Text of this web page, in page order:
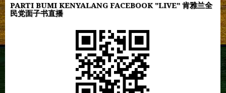
PARTI BUMI KENYALANG FACEBOOK "LIVE" 肯雅兰全
民党面子书直播